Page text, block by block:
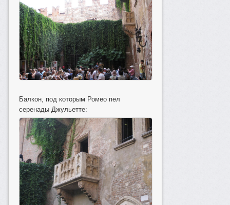
Балкон, под которым Ромео пел
серенады Джульетте: